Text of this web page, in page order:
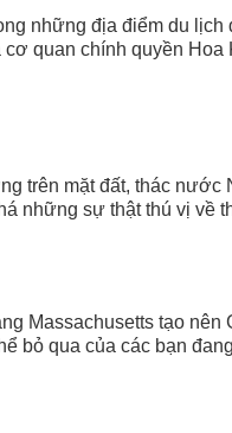
những địa điểm du
quan chính quyền Hoa
trên mặt đất, thác nước
những sự thật thú vị về
Massachusetts tạo nên
bỏ qua của các bạn